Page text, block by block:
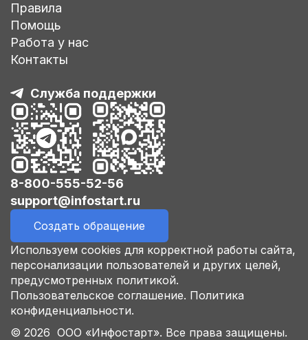
Правила
Помощь
Работа у нас
Контакты
Служба поддержки
8-800-555-52-56
support@infostart.ru
Создать обращение
Используем cookies для корректной работы сайта,
персонализации пользователей и других целей,
предусмотренных политикой.
Пользовательское соглашение. Политика
конфиденциальности.
© 2026 ООО «Инфостарт». Все права защищены.